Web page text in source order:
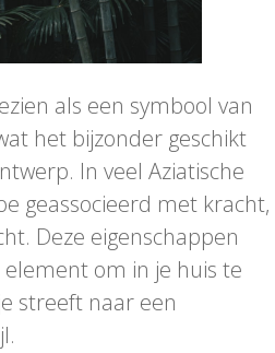
als een symbool van
het bijzonder geschikt
In veel Aziatische
geassocieerd met kracht,
Deze eigenschappen
om in je huis te
streeft naar een